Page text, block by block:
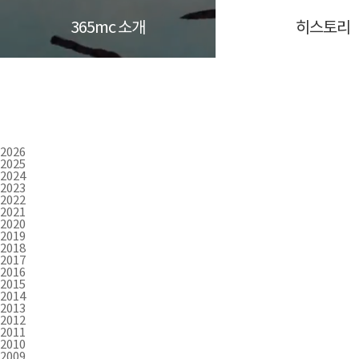
365mc 소개 히스토리
2026
2025
2024
2023
2022
2021
2020
2019
2018
2017
2016
2015
2014
2013
2012
2011
2010